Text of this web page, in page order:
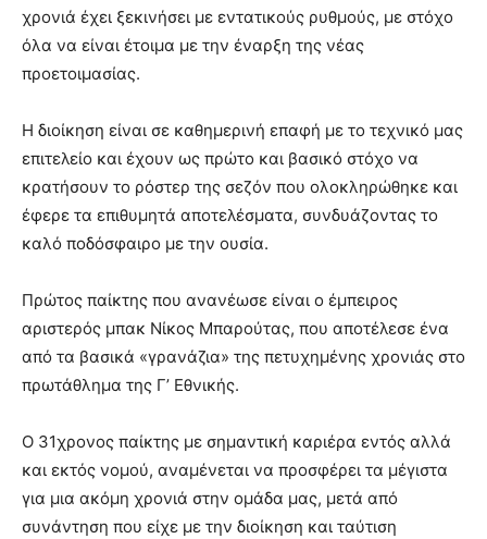
χρονιά έχει ξεκινήσει με εντατικούς ρυθμούς, με στόχο
όλα να είναι έτοιμα με την έναρξη της νέας
προετοιμασίας.
Η διοίκηση είναι σε καθημερινή επαφή με το τεχνικό μας
επιτελείο και έχουν ως πρώτο και βασικό στόχο να
κρατήσουν το ρόστερ της σεζόν που ολοκληρώθηκε και
έφερε τα επιθυμητά αποτελέσματα, συνδυάζοντας το
καλό ποδόσφαιρο με την ουσία.
Πρώτος παίκτης που ανανέωσε είναι ο έμπειρος
αριστερός μπακ Νίκος Μπαρούτας, που αποτέλεσε ένα
από τα βασικά «γρανάζια» της πετυχημένης χρονιάς στο
πρωτάθλημα της Γ’ Εθνικής.
Ο 31χρονος παίκτης με σημαντική καριέρα εντός αλλά
και εκτός νομού, αναμένεται να προσφέρει τα μέγιστα
για μια ακόμη χρονιά στην ομάδα μας, μετά από
συνάντηση που είχε με την διοίκηση και ταύτιση